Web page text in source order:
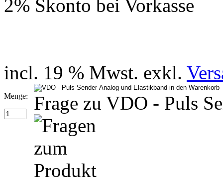
2% Skonto bei Vorkasse
incl. 19 % Mwst. exkl.
Menge: Frage zu VDO - Puls